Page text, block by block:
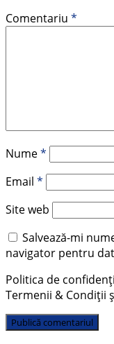
Comentariu *
Nume*
Email *
Site web
Salvează-mi
navigator pentru
Politica de
Termenii & Condiții